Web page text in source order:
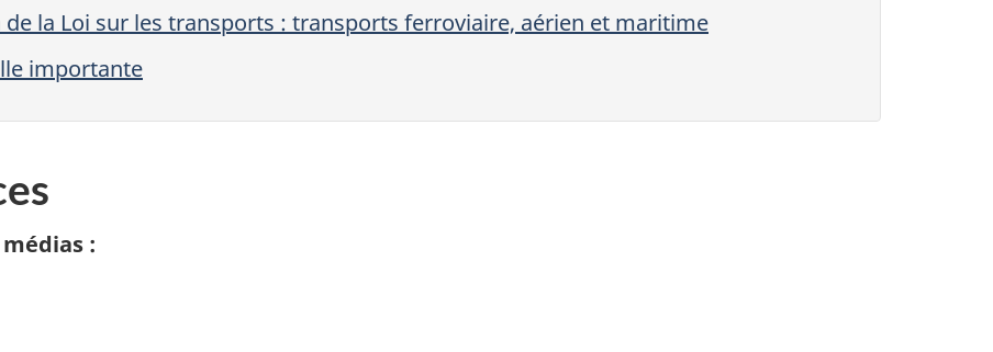
la Loi sur les transports : transports ferroviaire, aérien et maritime
importante
: